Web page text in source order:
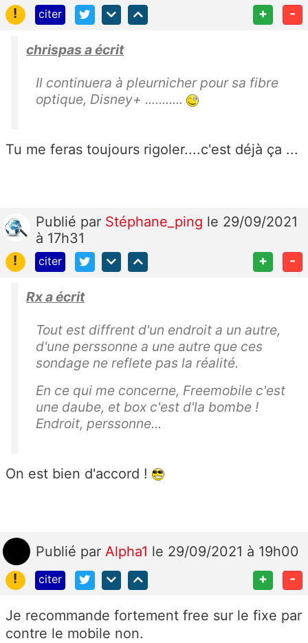
!
citer + -
chrispas a écrit
Il continuera à pleurnicher pour sa fibre
optique, Disney+ ...........
Tu me feras toujours rigoler....c'est déjà ça ...
Publié par Stéphane_ping le 29/09/2021
à 17h31
!
citer + -
Rx a écrit
Tout est diffrent d'un endroit a un autre,
d'une perssonne a une autre que ces
sondage ne reflete pas la réalité.
En ce qui me concerne, Freemobile c'est
une daube, et box c'est d'la bombe !
Endroit, perssonne...
On est bien d'accord !
Publié par Alpha1 le 29/09/2021 à 19h00
!
citer + -
Je recommande fortement free sur le fixe par
contre le mobile non.